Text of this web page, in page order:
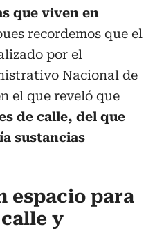
que viven en
recordemos que el
por el
Nacional de
el que reveló que
de calle, del que
sustancias
espacio para
y